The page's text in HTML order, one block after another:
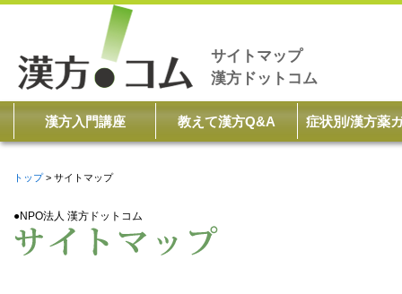
サイトマップ
漢方ドットコム
漢方入門講座 教えて漢方Q&A 症状別/漢方薬
トップ サイトマップ
●NPO法人 漢方ドットコム